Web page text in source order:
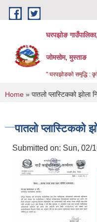
Skip to main content
घरपझोङ
जोमसोम, मुस्ताङ
" घरपझोङको समृद्धि :
You are here
Home » पातलो प्लास्टिकको झोला
पातलो प्लास्टिकको
Submitted on: Sun, 02/